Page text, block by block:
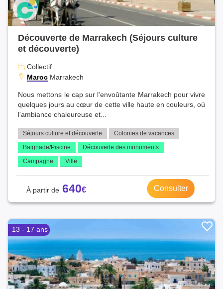
Découverte de Marrakech (Séjours culture
et découverte)
Collectif
Maroc Marrakech
Nous mettons le cap sur l'envoûtante Marrakech pour vivre
quelques jours au cœur de cette ville haute en couleurs, où
l'ambiance chaleureuse et...
Séjours culture et découverte
Colonies de vacances
Baignade/Piscine
Découverte des monuments
Campagne
Ville
640 Consulter
13 - 17 ans